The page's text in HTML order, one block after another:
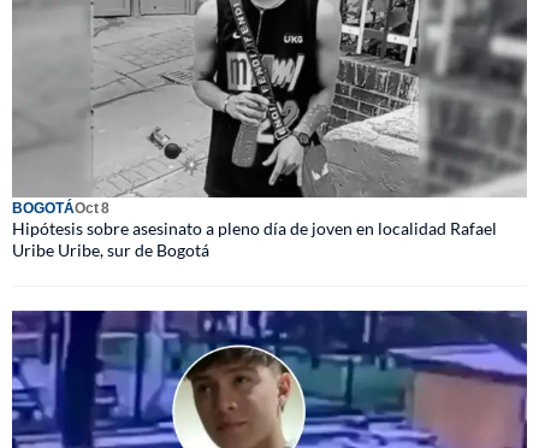
BOGOTÁOct 8
Hipótesis sobre asesinato a pleno día de joven en localidad Rafael
Uribe Uribe, sur de Bogotá